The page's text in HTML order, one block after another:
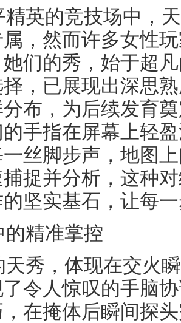
精英的竞技场中，
，然而许多女性
们的秀，始于超
，已展现出深思
布，为后续发育
手指在屏幕上轻
丝脚步声，地图
捉并分析，这种
坚实基石，让每
的精准掌控
天秀，体现在交火
令人惊叹的手脑
在掩体后瞬间探